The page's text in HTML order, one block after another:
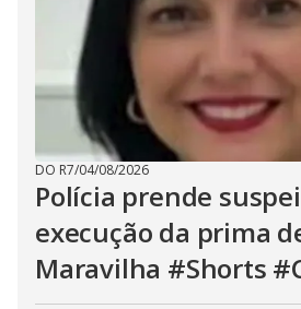
DO R7/04/08/2026
Polícia prende
execução da prima
Maravilha #Shorts